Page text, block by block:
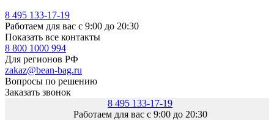
8 495 133-17-19
Работаем для вас с 9:00 до 20:30
Показать все контакты
8 800 1000 994
Для регионов РФ
zakaz@bean-bag.ru
Вопросы по решению
Заказать звонок
8 495 133-17-19
Работаем для вас с 9:00 до 20:30